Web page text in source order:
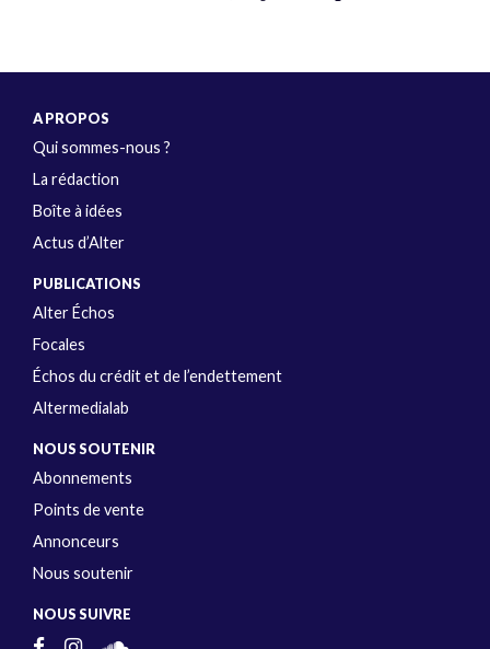
A PROPOS
Qui sommes-nous ?
La rédaction
Boîte à idées
Actus d’Alter
PUBLICATIONS
Alter Échos
Focales
Échos du crédit et de l’endettement
Altermedialab
NOUS SOUTENIR
Abonnements
Points de vente
Annonceurs
Nous soutenir
NOUS SUIVRE